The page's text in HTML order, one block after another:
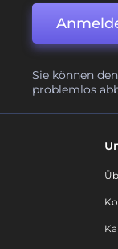
Sie können
problemlos